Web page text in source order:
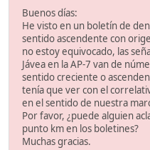
Buenos días:
He visto en un boletín de
sentido ascendente con
no estoy equivocado, las
Jávea en la AP-7 van de
sentido creciente o
tenía que ver con el
en el sentido de nuestra
Por favor, ¿puede alguien
punto km en los boletines?
Muchas gracias.